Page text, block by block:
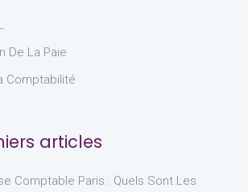
De La Paie
Comptabilité
articles
Comptable Paris : Quels Sont Les